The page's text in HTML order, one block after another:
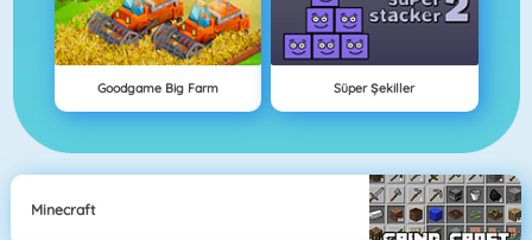
Goodgame Big Farm Süper Şekiller
Minecraft